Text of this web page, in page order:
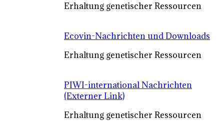
Erhaltung genetischer Ressourcen
Ecovin-Nachrichten und Downloads
Erhaltung genetischer Ressourcen
PIWI-international Nachrichten
(Externer Link)
Erhaltung genetischer Ressourcen